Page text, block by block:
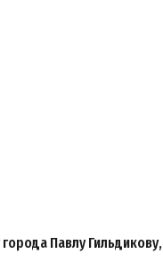
Павлу Гильдикову,